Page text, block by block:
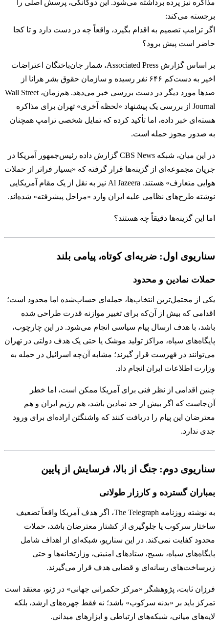
مذاکره نیز پرده برداشته می‌شود. این دوگانگی، پرسش اصلی را
برجسته می‌کند:
اگر ترامپ تصمیم به اقدام بگیرد، واقعاً چه در دست دارد و تا کجا
حاضر است پیش برود؟
بر اساس گزارش Associated Press، شمار جان‌باختگان اعتراضات
اخیر به دست‌کم ۶۴۶ نفر رسیده و سازمان حقوق بشر هرانا از
صدها مورد دیگر در دست بررسی خبر می‌دهد. هم‌زمان، Wall Street
Journal از بررسی یک پیشنهاد «لحظه آخری» تهران برای مذاکره
هسته‌ای خبر داده، اما تأکید کرده که تمایل شخصی ترامپ همچنان
به صدور مجوز حمله است.
در این میان، شبکه CBS News گزارش داده رئیس‌جمهور آمریکا در
جریان مجموعه‌ای از گزینه‌ها قرار گرفته که «بسیار فراتر از حملات
هوایی متعارف» هستند. Al Jazeera نیز به نقل از یک مقام آمریکایی
نوشته طرح‌های نظامی علیه ایران وارد «مراحل پیشرفته» شده‌اند.
اما این گزینه‌ها دقیقاً چه هستند؟
سناریوی اول: ضربه‌ای کوتاه، پیامی بلند
حملات نمادین و محدود
یکی از محتمل‌ترین انتخاب‌ها، حمله‌ای حساب‌شده اما محدود است؛
اقدامی که بیش از آن‌که برای تغییر موازنه قدرت طراحی شده
باشد، با هدف ارسال پیام سیاسی انجام می‌شود. در این چارچوب،
پایگاه‌های سپاه، مراکز تولید موشک یا حتی یک هدف دولتی در تهران
می‌توانند در فهرست قرار گیرند؛ مشابه آن‌چه اسرائیل در حمله به
وزارت اطلاعات ایران انجام داد.
چنین اقدامی از نظر فنی برای آمریکا ممکن است، اما خطر
آن‌جاست که اگر بیش از حد نمادین باشد، هم رژیم ایران و هم
معترضان این پیام را دریافت کنند که واشنگتن اراده‌ای برای ورود
جدی ندارد.
سناریوی دوم: جنگ از بالا، فرسایش از پایین
بمباران گسترده و کارزار طولانی
به نوشته روزنامه The Telegraph، اگر هدف آمریکا واقعاً تضعیف
ساختار سرکوب یا جلوگیری از کشتار معترضان باشد، حملات
محدود کفایت نمی‌کند. در این سناریو، شبکه‌ای از اهداف شامل
پایگاه‌های سپاه، بسیج، ستادهای امنیتی، وزارتخانه‌ها و حتی
زیرساخت‌های رسانه‌ای و قضایی هدف قرار می‌گیرند.
فرزان ثابت، پژوهشگر «مرکز حکمرانی جهانی» در ژنو، معتقد است
تمرکز باید بر «بدنه سرکوب» باشد؛ نه فقط چهره‌های ارشد، بلکه
لایه‌های میانی، شبکه‌های ارتباطی و ابزارهای میدانی.